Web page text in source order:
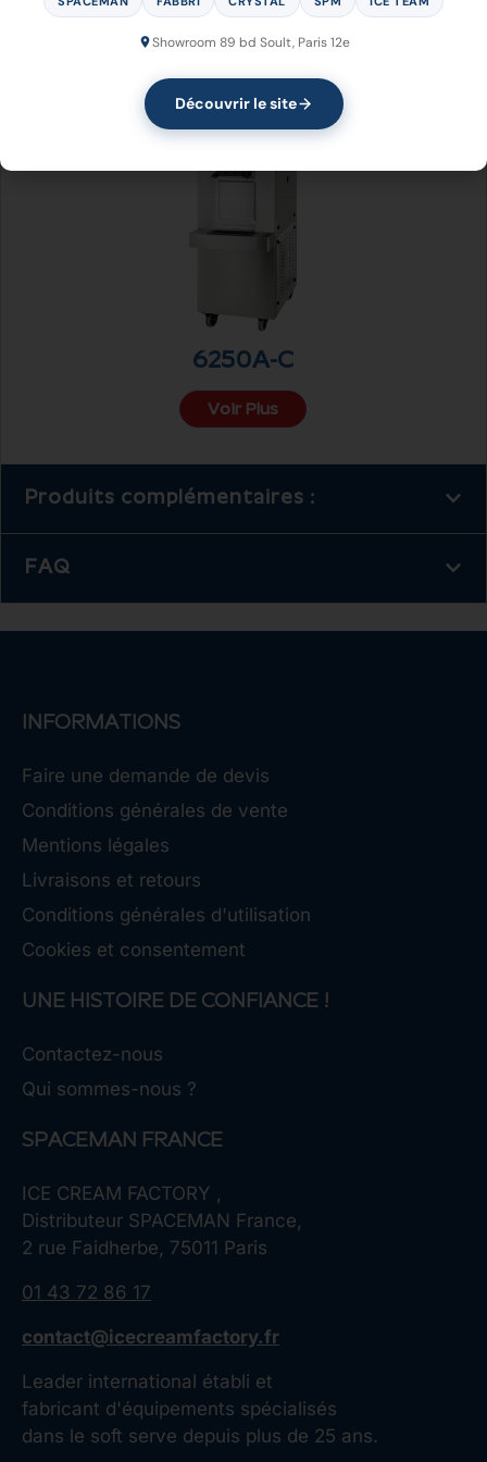
Voir Plus
6250A-C
Voir Plus
Produits complémentaires :
FAQ
INFORMATIONS
Faire une demande de devis
Conditions générales de vente
Mentions légales
Livraisons et retours
Conditions générales d'utilisation
Cookies et consentement
UNE HISTOIRE DE CONFIANCE !
Contactez-nous
Qui sommes-nous ?
SPACEMAN FRANCE
ICE CREAM FACTORY ,
Distributeur SPACEMAN France,
2 rue Faidherbe, 75011 Paris
01 43 72 86 17
contact@icecreamfactory.fr
Leader international établi et
fabricant d'équipements spécialisés
dans le soft serve depuis plus de 25 ans.
Showroom 89 bd Soult, Paris 12e
Découvrir le site